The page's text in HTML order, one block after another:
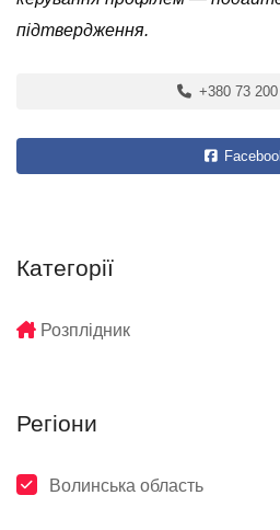
підтвердження.
+380 73
Категорії
Розплідник
Регіони
Волинська область